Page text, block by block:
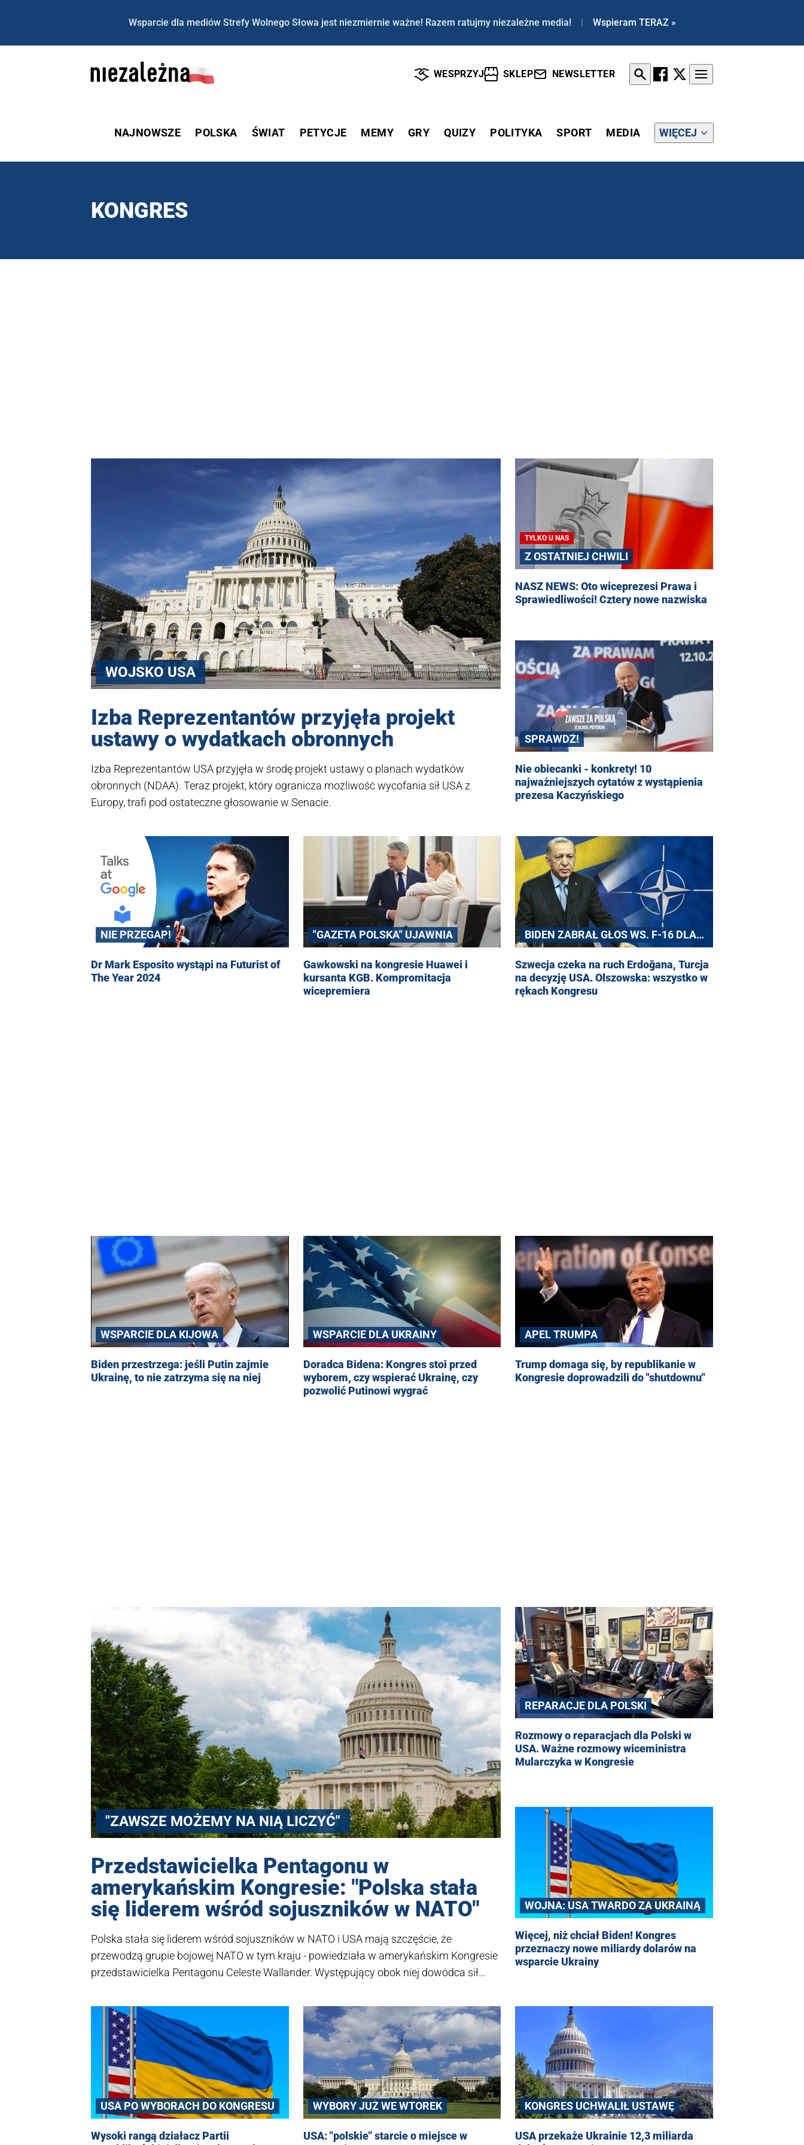
Wsparcie dla mediów Strefy Wolnego Słowa jest niezmiernie ważne! Razem ratujmy niezależne media! | Wspieram TERAZ »
WESPRZYJ SKLEP NEWSLETTER
NAJNOWSZE POLSKA ŚWIAT PETYCJE MEMY GRY QUIZY POLITYKA SPORT MEDIA WIĘCEJ
KONGRES
WOJSKO USA
Izba Reprezentantów przyjęła projekt
ustawy o wydatkach obronnych
Izba Reprezentantów USA przyjęła w środę projekt ustawy o planach wydatków
obronnych (NDAA). Teraz projekt, który ogranicza możliwość wycofania sił USA z
Europy, trafi pod ostateczne głosowanie w Senacie.
TYLKO U NAS
Z OSTATNIEJ CHWILI
NASZ NEWS: Oto wiceprezesi Prawa i
Sprawiedliwości! Cztery nowe nazwiska
SPRAWDŹ!
Nie obiecanki - konkrety! 10
najważniejszych cytatów z wystąpienia
prezesa Kaczyńskiego
NIE PRZEGAP!
Dr Mark Esposito wystąpi na Futurist of
The Year 2024
"GAZETA POLSKA" UJAWNIA
Gawkowski na kongresie Huawei i
kursanta KGB. Kompromitacja
wicepremiera
BIDEN ZABRAŁ GŁOS WS. F-16 DLA
TURCJI
Szwecja czeka na ruch Erdoğana, Turcja
na decyzję USA. Olszowska: wszystko w
rękach Kongresu
WSPARCIE DLA KIJOWA
Biden przestrzega: jeśli Putin zajmie
Ukrainę, to nie zatrzyma się na niej
WSPARCIE DLA UKRAINY
Doradca Bidena: Kongres stoi przed
wyborem, czy wspierać Ukrainę, czy
pozwolić Putinowi wygrać
APEL TRUMPA
Trump domaga się, by republikanie w
Kongresie doprowadzili do "shutdownu"
"ZAWSZE MOŻEMY NA NIĄ LICZYĆ"
Przedstawicielka Pentagonu w
amerykańskim Kongresie: "Polska stała
się liderem wśród sojuszników w NATO"
Polska stała się liderem wśród sojuszników w NATO i USA mają szczęście, że
przewodzą grupie bojowej NATO w tym kraju - powiedziała w amerykańskim Kongresie
przedstawicielka Pentagonu Celeste Wallander. Występujący obok niej dowódca sił
wojsk USA na Starym Kontynencie zależy od wyniku wojny Rosji przeciwko Ukrainie.
REPARACJE DLA POLSKI
Rozmowy o reparacjach dla Polski w
USA. Ważne rozmowy wiceministra
Mularczyka w Kongresie
WOJNA: USA TWARDO ZA UKRAINĄ
Więcej, niż chciał Biden! Kongres
przeznaczy nowe miliardy dolarów na
wsparcie Ukrainy
USA PO WYBORACH DO KONGRESU
Wysoki rangą działacz Partii
WYBORY JUŻ WE WTOREK
USA: "polskie" starcie o miejsce w
KONGRES UCHWALIŁ USTAWĘ
USA przekaże Ukrainie 12,3 miliarda